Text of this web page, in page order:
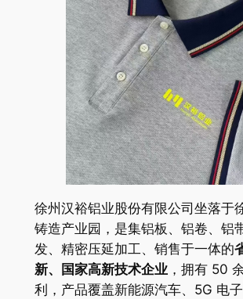
徐州汉裕铝业股份有限公司坐落于
铸造产业园，是集铝板、铝卷、铝
发、精密压延加工、销售于一体的
新、国家高新技术企业，拥有 50
利，产品覆盖新能源汽车、5G 电